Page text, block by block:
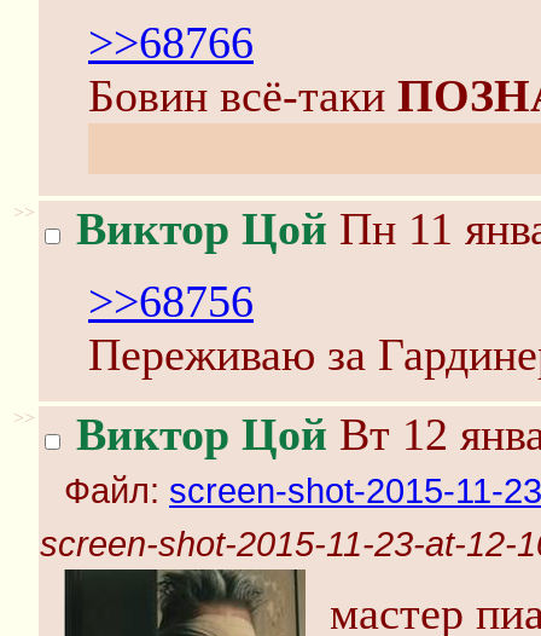
>>68766
Бовин всё-таки
>> Виктор Цой Пн 11
>>68756
Переживаю за
>> Виктор Цой Вт 12
Файл: screen-shot-2015-11-
screen-shot-2015-11-23-at-12-
мастер